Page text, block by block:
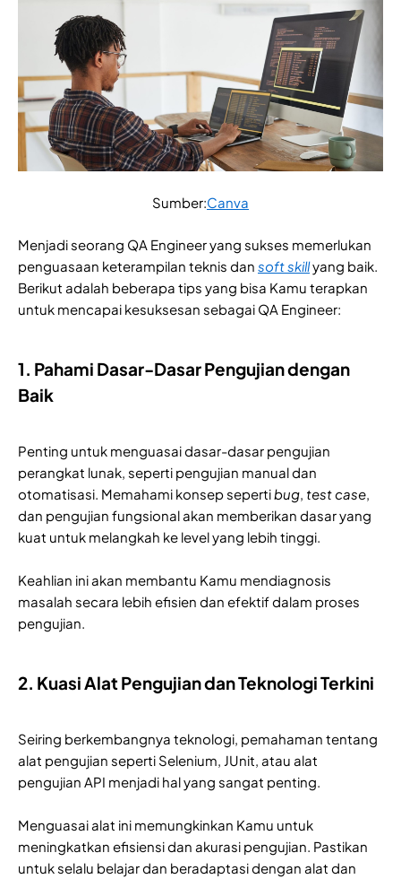
Sumber:Canva
Menjadi seorang QA Engineer yang sukses memerlukan
penguasaan keterampilan teknis dan soft skillyang baik.
Berikut adalah beberapa tips yang bisa Kamu terapkan
untuk mencapai kesuksesan sebagai QA Engineer:
1. Pahami Dasar-Dasar Pengujian dengan
Baik
Penting untuk menguasai dasar-dasar pengujian
perangkat lunak, seperti pengujian manual dan
otomatisasi. Memahami konsep sepertibug, test case,
dan pengujian fungsional akan memberikan dasar yang
kuat untuk melangkah ke level yang lebih tinggi.
Keahlian ini akan membantu Kamu mendiagnosis
masalah secara lebih efisien dan efektif dalam proses
pengujian.
2. Kuasi Alat Pengujian dan Teknologi Terkini
Seiring berkembangnya teknologi, pemahaman tentang
alat pengujian seperti Selenium, JUnit, atau alat
pengujian API menjadi hal yang sangat penting.
Menguasai alat ini memungkinkan Kamu untuk
meningkatkan efisiensi dan akurasi pengujian. Pastikan
untuk selalu belajar dan beradaptasi dengan alat dan